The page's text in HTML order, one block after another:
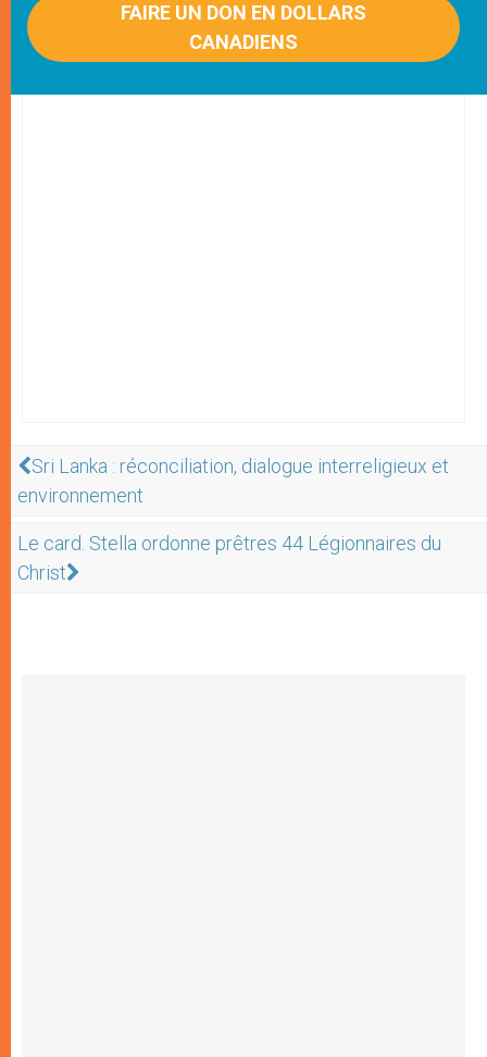
FAIRE UN DON EN DOLLARS
CANADIENS
Sri Lanka : réconciliation, dialogue interreligieux et
environnement
Le card. Stella ordonne prêtres 44 Légionnaires du
Christ